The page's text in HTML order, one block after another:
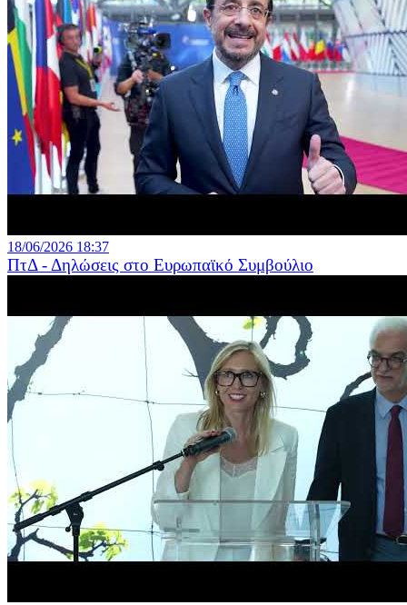
18/06/2026 18:37
ΠτΔ - Δηλώσεις στο Ευρωπαϊκό Συμβούλιο